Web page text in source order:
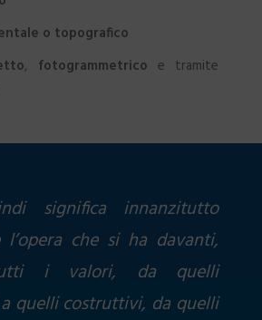
o topografico
, fotogrammetrico e tramite
significa innanzitutto
l’opera che si ha davanti,
i valori, da quelli
quelli costruttivi, da quelli